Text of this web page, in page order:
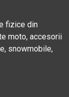
fizice din
moto, accesorii
snowmobile,